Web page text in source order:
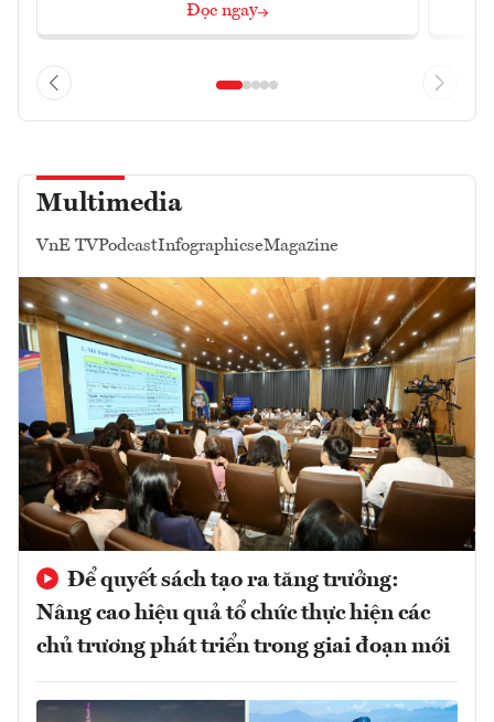
Đọc ngay
Multimedia
VnE TVPodcastInfographicseMagazine
Để quyết sách tạo ra tăng trưởng:
Nâng cao hiệu quả tổ chức thực hiện các
chủ trương phát triển trong giai đoạn mới